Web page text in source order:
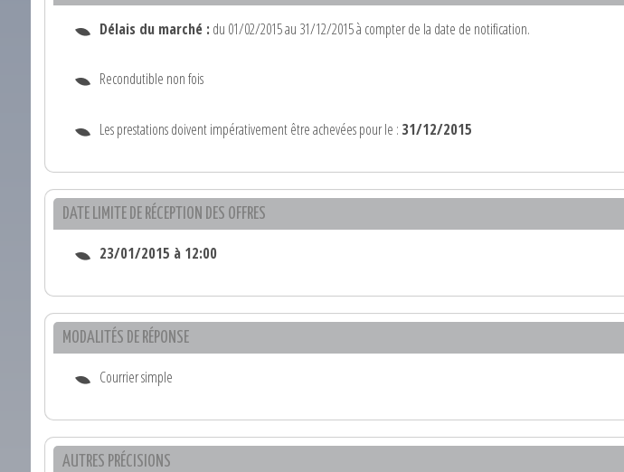
Délais du marché : du 01/02/2015 au 31/12/2015 à compter de la date de notification.
Recondutible non fois
Les prestations doivent impérativement être achevées pour le : 31/12/2015
DATE LIMITE DE RÉCEPTION DES OFFRES
23/01/2015 à 12:00
MODALITÉS DE RÉPONSE
Courrier simple
AUTRES PRÉCISIONS